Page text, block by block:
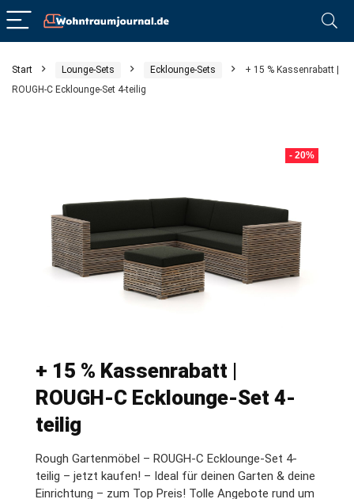
Start Lounge-Sets Ecklounge-Sets
+ 15 % Kassenrabatt |
ROUGH-C Ecklounge-Set 4-teilig
- 20%
+ 15 % Kassenrabatt |
ROUGH-C Ecklounge-Set 4-
teilig
Rough Gartenmöbel – ROUGH-C Ecklounge-Set 4-
teilig – jetzt kaufen! – Ideal für deinen Garten & deine
Einrichtung – zum Top Preis! Tolle Angebote rund um